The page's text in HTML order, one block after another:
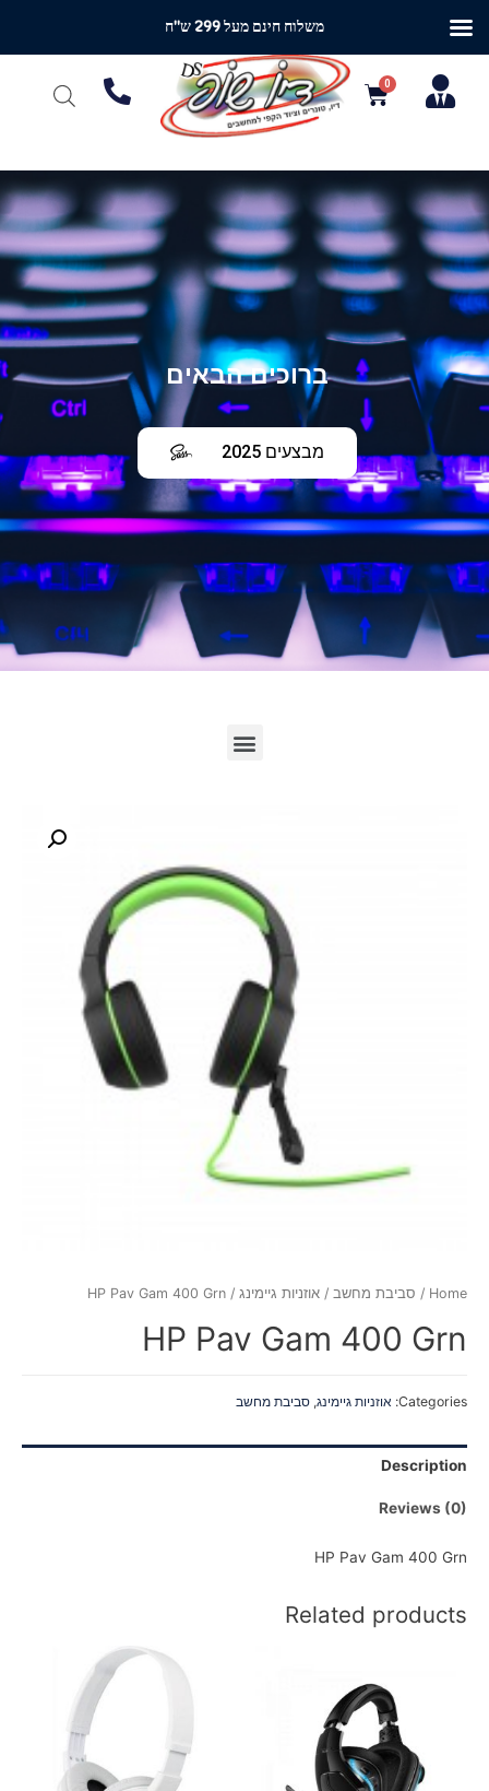
ברוכים הבאים
מבצעים 2025
Home
/ סביבת מחשב / אוזניות גיימינג / HP Pav Gam 400 Grn
HP Pav Gam 400 Grn
Categories: אוזניות גיימינג, סביבת מחשב
Description
Reviews (0)
HP Pav Gam 400 Grn
Related products
משלוח חינם מעל 299 ש"ח